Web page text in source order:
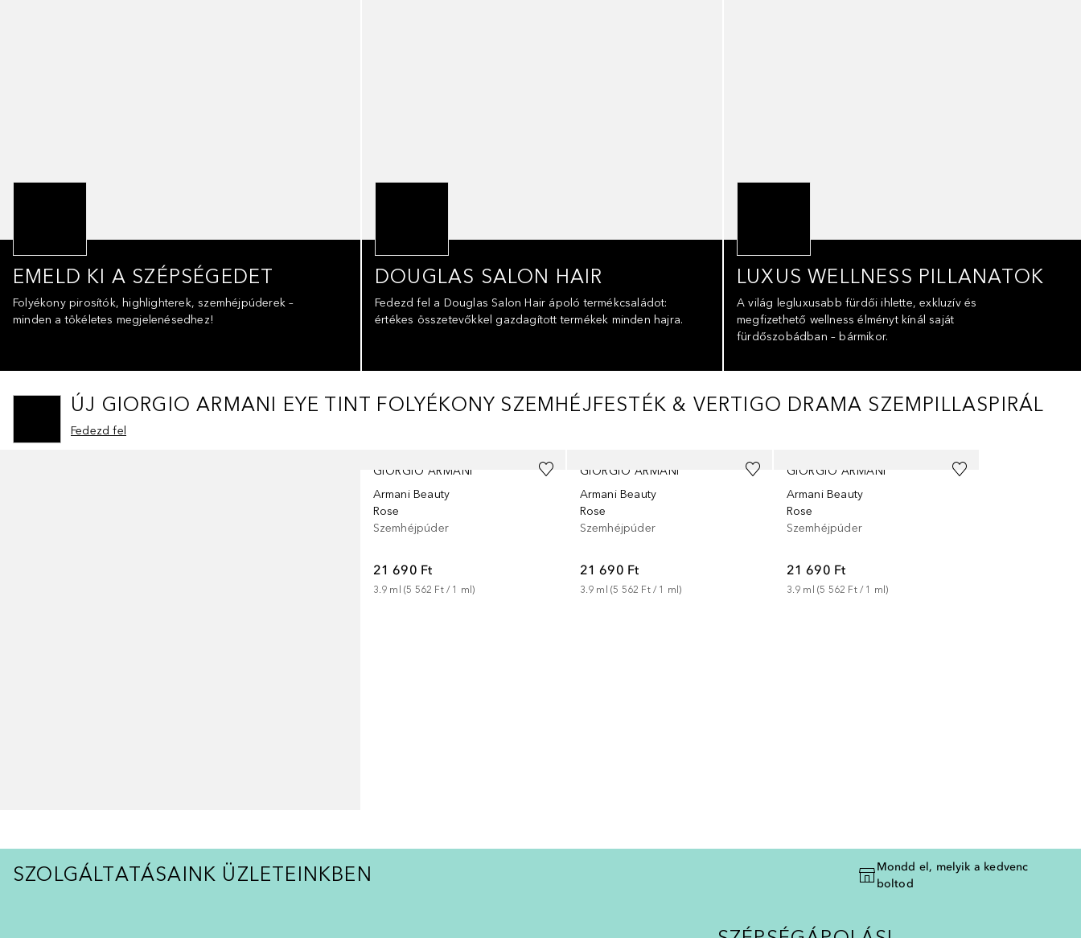
EMELD KI A SZÉPSÉGEDET
Folyékony pirosítók, highlighterek, szemhéjpúderek –
minden a tökéletes megjelenésedhez!
DOUGLAS SALON HAIR
Fedezd fel a Douglas Salon Hair ápoló termékcsaládot:
értékes összetevőkkel gazdagított termékek minden hajra.
LUXUS WELLNESS PILLANATOK
A világ legluxusabb fürdői ihlette, exkluzív és
megfizethető wellness élményt kínál saját
fürdőszobádban – bármikor.
ÚJ GIORGIO ARMANI EYE TINT FOLYÉKONY SZEMHÉJFESTÉK & VERTIGO DRAMA SZEMPILLASPIRÁL
Fedezd fel
GIORGIO ARMANI
Armani Beauty
Rose
Szemhéjpúder
21 690 Ft
3.9 ml (5 562 Ft / 1 ml)
GIORGIO ARMANI
Armani Beauty
Rose
Szemhéjpúder
21 690 Ft
3.9 ml (5 562 Ft / 1 ml)
GIORGIO ARMANI
Armani Beauty
Rose
Szemhéjpúder
21 690 Ft
3.9 ml (5 562 Ft / 1 ml)
SZOLGÁLTATÁSAINK ÜZLETEINKBEN
Mondd el, melyik a kedvenc
boltod